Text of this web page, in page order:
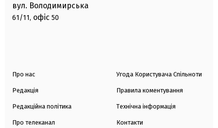
вул. Володимирська
61/11, офіс 50
Про нас
Редакція
Редакційна політика
Про телеканал
Угода Користувача Спільноти
Правила коментування
Технічна інформація
Контакти